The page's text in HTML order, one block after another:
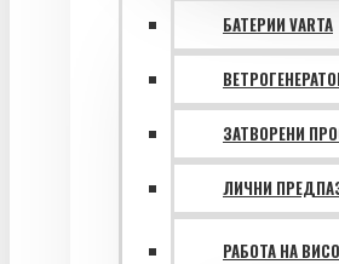
БАТЕРИИ VARTA
ЗАТВОРЕНИ
ЛИЧНИ
РАБОТА НА